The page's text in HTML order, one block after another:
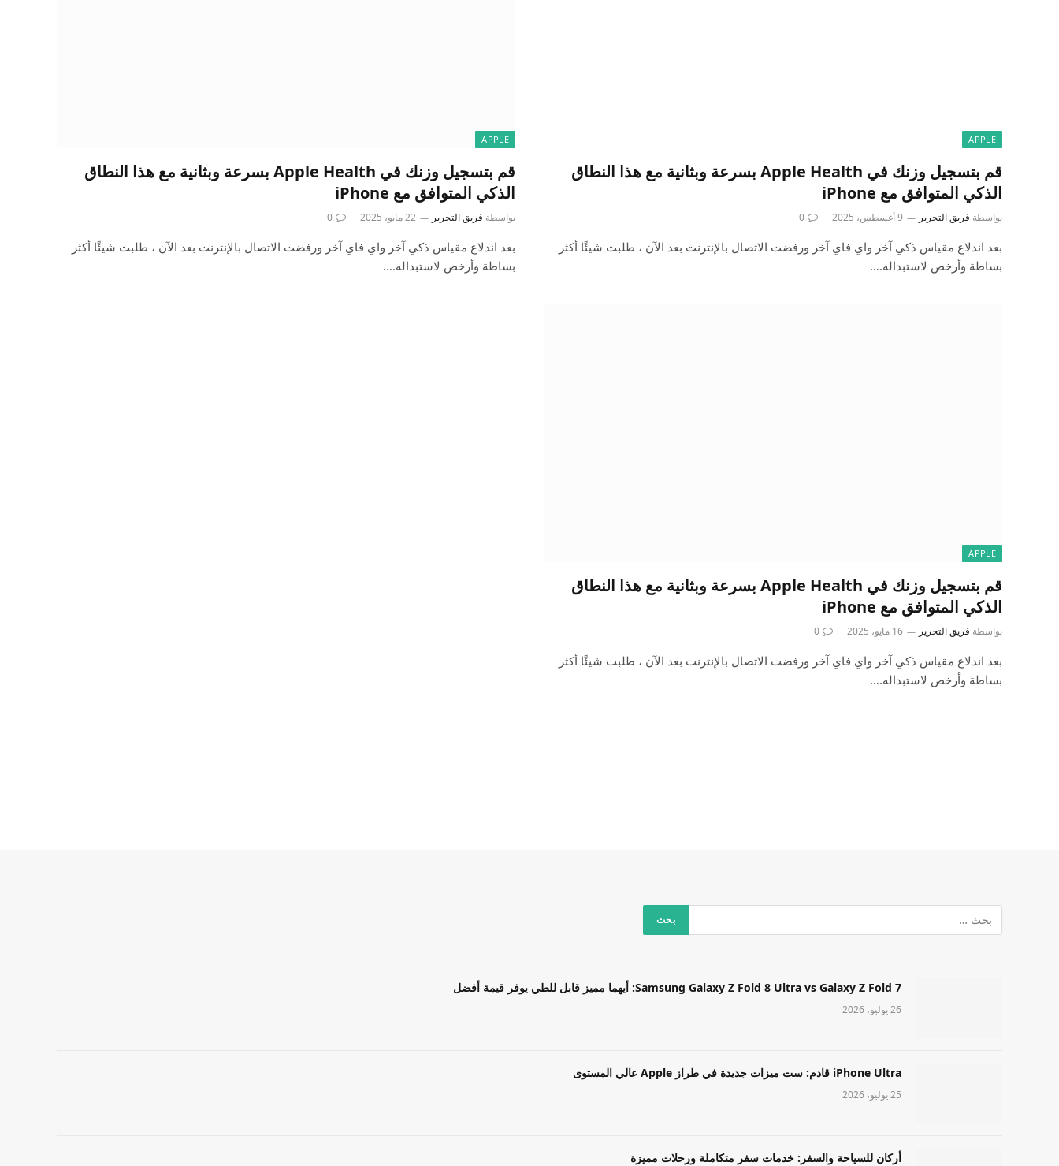
APPLE
قم بتسجيل وزنك في Apple Health بسرعة وبثانية مع هذا النطاق
الذكي المتوافق مع iPhone
بواسطة فريق التحرير 9 أغسطس، 2025 0
بعد اندلاع مقياس ذكي آخر واي فاي آخر ورفضت الاتصال بالإنترنت بعد الآن ، طلبت شيئًا أكثر
بساطة وأرخص لاستبداله.…
APPLE
قم بتسجيل وزنك في Apple Health بسرعة وبثانية مع هذا النطاق
الذكي المتوافق مع iPhone
بواسطة فريق التحرير 22 مايو، 2025 0
بعد اندلاع مقياس ذكي آخر واي فاي آخر ورفضت الاتصال بالإنترنت بعد الآن ، طلبت شيئًا أكثر
بساطة وأرخص لاستبداله.…
APPLE
قم بتسجيل وزنك في Apple Health بسرعة وبثانية مع هذا النطاق
الذكي المتوافق مع iPhone
بواسطة فريق التحرير 16 مايو، 2025 0
بعد اندلاع مقياس ذكي آخر واي فاي آخر ورفضت الاتصال بالإنترنت بعد الآن ، طلبت شيئًا أكثر
بساطة وأرخص لاستبداله.…
Samsung Galaxy Z Fold 8 Ultra vs Galaxy Z Fold 7: أيهما مميز قابل للطي يوفر قيمة أفضل
26 يوليو، 2026
iPhone Ultra قادم: ست ميزات جديدة في طراز Apple عالي المستوى
25 يوليو، 2026
أركان للسياحة والسفر: خدمات سفر متكاملة ورحلات مميزة